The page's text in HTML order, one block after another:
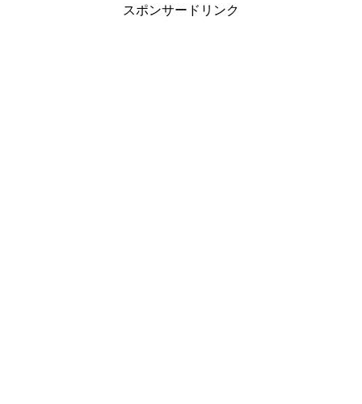
スポンサードリンク